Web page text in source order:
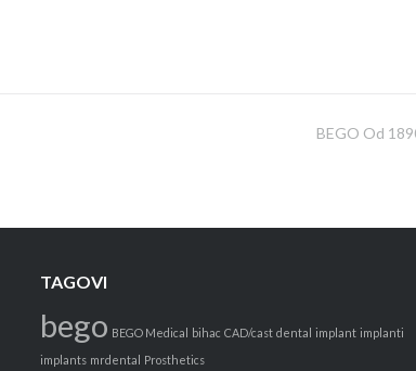
BEGO Od
TAGOVI
bego BEGO Medical bihac CAD/cast dental implant implanti
implants mrdental Prosthetics